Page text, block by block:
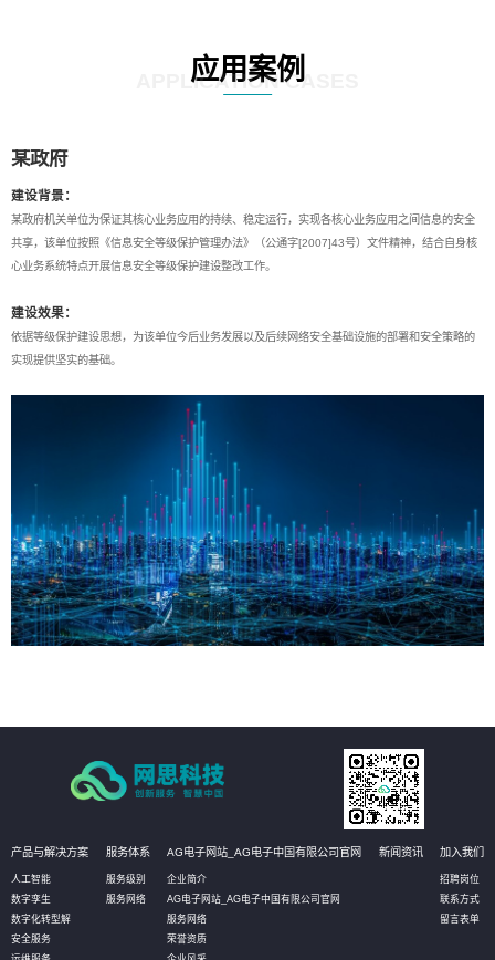
应用案例
APPLICATION CASES
某政府
建设背景：
某政府机关单位为保证其核心业务应用的持续、稳定运行，实现各核心业务应用之间信息的安全
共享，该单位按照《信息安全等级保护管理办法》（公通字[2007]43号）文件精神，结合自身核
心业务系统特点开展信息安全等级保护建设整改工作。
建设效果：
依据等级保护建设思想，为该单位今后业务发展以及后续网络安全基础设施的部署和安全策略的
实现提供坚实的基础。
产品与解决方案
人工智能
数字孪生
数字化转型解
安全服务
服务体系
服务级别
服务网络
AG电子网站_AG电子中国有限公司官网
企业简介
AG电子网站_AG电子中国有限公司官网
服务网络
荣誉资质
新闻资讯 加入我们
招聘岗位
联系方式
留言表单